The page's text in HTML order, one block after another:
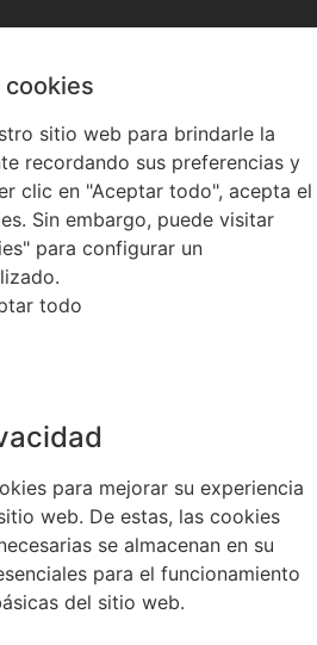
sitio web para brindarle la
recordando sus preferencias y
clic en "Aceptar todo", acepta el
Sin embargo, puede visitar
para configurar un
todo
para mejorar su experiencia
web. De estas, las cookies
se almacenan en su
para el funcionamiento
del sitio web.